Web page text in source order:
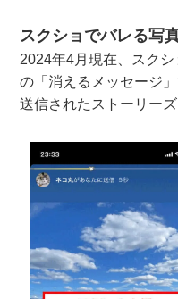
スクショでバレる写
2024年4月現在、スク
の「消えるメッセージ
送信されたストーリー